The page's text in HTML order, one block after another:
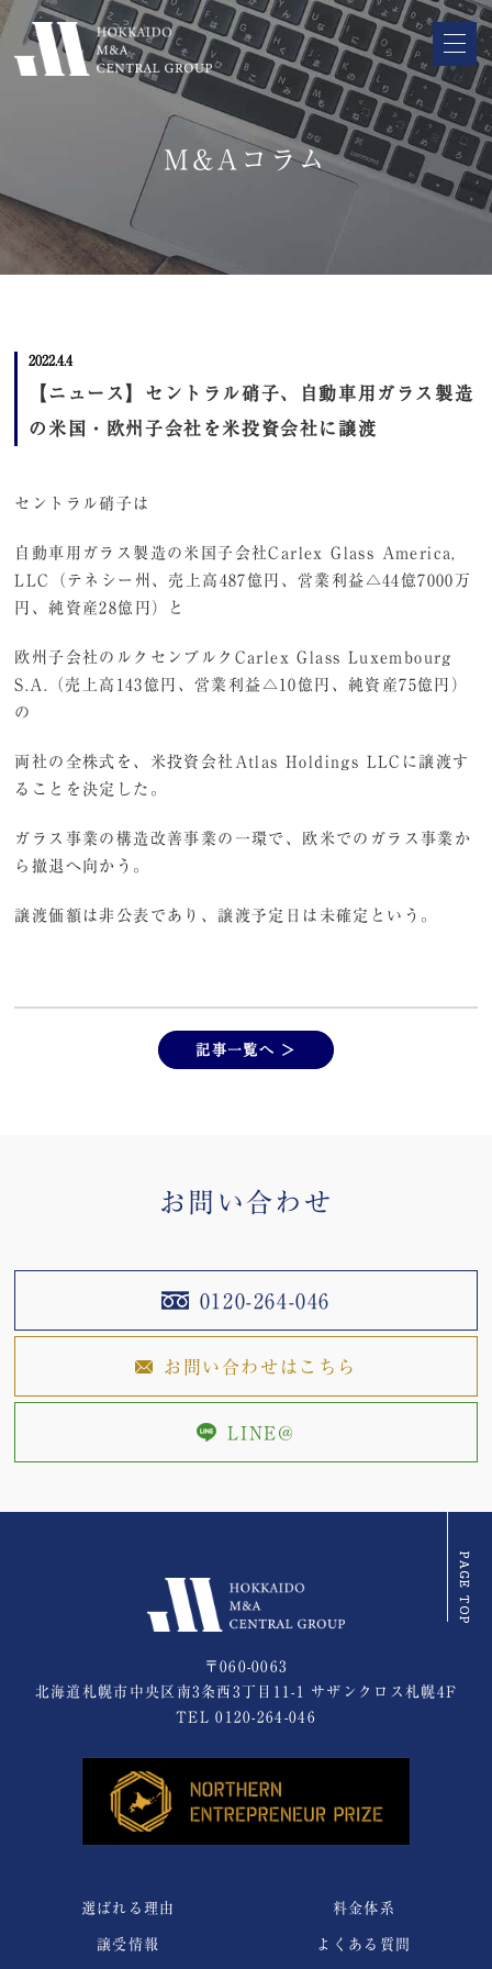
M&Aコラム
2022.4.4
【ニュース】セントラル硝子、自動車用ガラス製造
の米国・欧州子会社を米投資会社に譲渡
セントラル硝子は
自動車用ガラス製造の米国子会社Carlex Glass America,
LLC（テネシー州、売上高487億円、営業利益△44億7000万
円、純資産28億円）と
欧州子会社のルクセンブルクCarlex Glass Luxembourg
S.A.（売上高143億円、営業利益△10億円、純資産75億円）
の
両社の全株式を、米投資会社Atlas Holdings LLCに譲渡す
ることを決定した。
ガラス事業の構造改善事業の一環で、欧米でのガラス事業か
ら撤退へ向かう。
譲渡価額は非公表であり、譲渡予定日は未確定という。
記事一覧へ ＞
お問い合わせ
0120-264-046
お問い合わせはこちら
LINE@
〒060-0063
北海道札幌市中央区南3条西3丁目11-1 サザンクロス札幌4F
TEL0120-264-046
選ばれる理由 料金体系
譲受情報 よくある質問